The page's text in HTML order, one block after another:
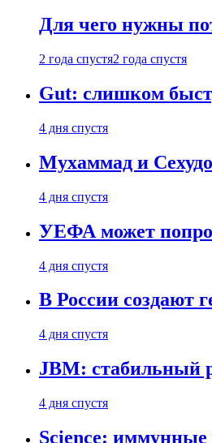
Для чего нужны
2 года спустя2 года спустя
Gut: слишком
4 дня спустя
Мухаммад и
4 дня спустя
УЕФА может
4 дня спустя
В России создают
4 дня спустя
JBM: стабильный
4 дня спустя
Science: иммунные